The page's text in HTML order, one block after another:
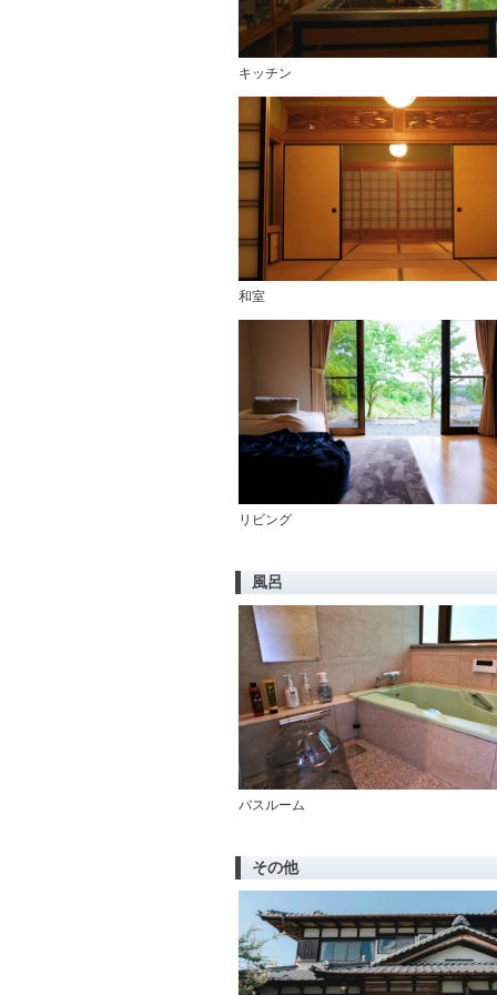
キッチン
和室
リビング
風呂
バスルーム
その他